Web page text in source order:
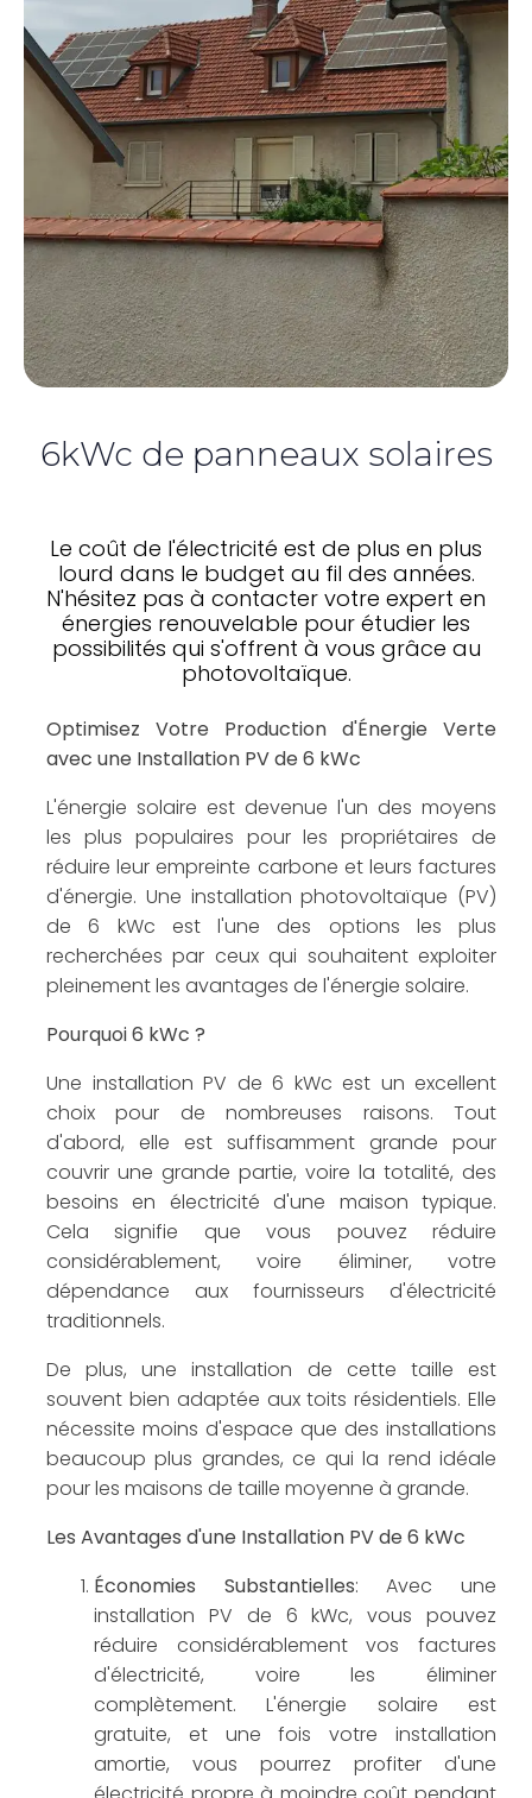
6kWc de panneaux solaires
Le coût de l'électricité est de plus en plus
lourd dans le budget au fil des années.
N'hésitez pas à contacter votre expert en
énergies renouvelable pour étudier les
possibilités qui s'offrent à vous grâce au
photovoltaïque.
Optimisez Votre Production d'Énergie Verte
avec une Installation PV de 6 kWc
L'énergie solaire est devenue l'un des moyens
les plus populaires pour les propriétaires de
réduire leur empreinte carbone et leurs factures
d'énergie. Une installation photovoltaïque (PV)
de 6 kWc est l'une des options les plus
recherchées par ceux qui souhaitent exploiter
pleinement les avantages de l'énergie solaire.
Pourquoi 6 kWc ?
Une installation PV de 6 kWc est un excellent
choix pour de nombreuses raisons. Tout
d'abord, elle est suffisamment grande pour
couvrir une grande partie, voire la totalité, des
besoins en électricité d'une maison typique.
Cela signifie que vous pouvez réduire
considérablement, voire éliminer, votre
dépendance aux fournisseurs d'électricité
traditionnels.
De plus, une installation de cette taille est
souvent bien adaptée aux toits résidentiels. Elle
nécessite moins d'espace que des installations
beaucoup plus grandes, ce qui la rend idéale
pour les maisons de taille moyenne à grande.
Les Avantages d'une Installation PV de 6 kWc
Économies Substantielles: Avec une
installation PV de 6 kWc, vous pouvez
réduire considérablement vos factures
d'électricité, voire les éliminer
complètement. L'énergie solaire est
gratuite, et une fois votre installation
amortie, vous pourrez profiter d'une